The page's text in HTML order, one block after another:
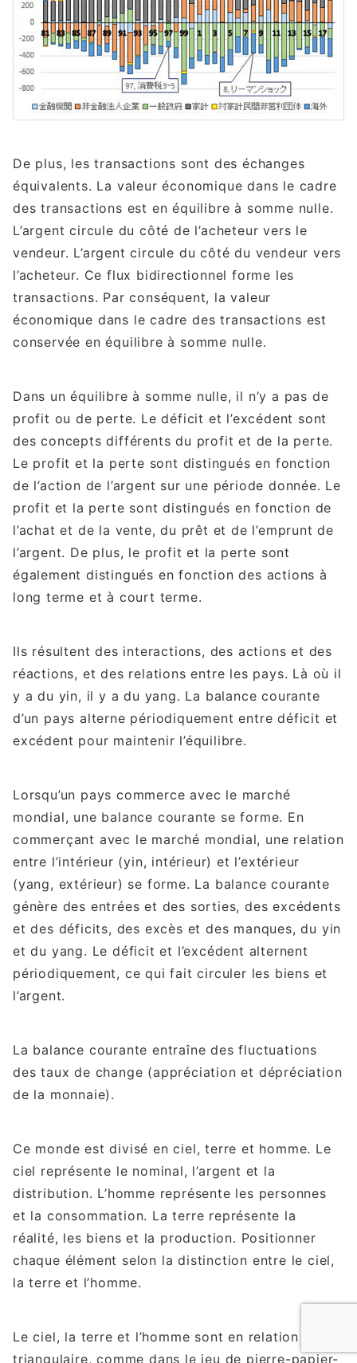
De plus, les transactions sont des échanges
équivalents. La valeur économique dans le cadre
des transactions est en équilibre à somme nulle.
L’argent circule du côté de l’acheteur vers le
vendeur. L’argent circule du côté du vendeur vers
l’acheteur. Ce flux bidirectionnel forme les
transactions. Par conséquent, la valeur
économique dans le cadre des transactions est
conservée en équilibre à somme nulle.
Dans un équilibre à somme nulle, il n’y a pas de
profit ou de perte. Le déficit et l’excédent sont
des concepts différents du profit et de la perte.
Le profit et la perte sont distingués en fonction
de l’action de l’argent sur une période donnée. Le
profit et la perte sont distingués en fonction de
l’achat et de la vente, du prêt et de l’emprunt de
l’argent. De plus, le profit et la perte sont
également distingués en fonction des actions à
long terme et à court terme.
Ils résultent des interactions, des actions et des
réactions, et des relations entre les pays. Là où il
y a du yin, il y a du yang. La balance courante
d’un pays alterne périodiquement entre déficit et
excédent pour maintenir l’équilibre.
Lorsqu’un pays commerce avec le marché
mondial, une balance courante se forme. En
commerçant avec le marché mondial, une relation
entre l’intérieur (yin, intérieur) et l’extérieur
(yang, extérieur) se forme. La balance courante
génère des entrées et des sorties, des excédents
et des déficits, des excès et des manques, du yin
et du yang. Le déficit et l’excédent alternent
périodiquement, ce qui fait circuler les biens et
l’argent.
La balance courante entraîne des fluctuations
des taux de change (appréciation et dépréciation
de la monnaie).
Ce monde est divisé en ciel, terre et homme. Le
ciel représente le nominal, l’argent et la
distribution. L’homme représente les personnes
et la consommation. La terre représente la
réalité, les biens et la production. Positionner
chaque élément selon la distinction entre le ciel,
la terre et l’homme.
Le ciel, la terre et l’homme sont en relation
triangulaire, comme dans le jeu de pierre-papier-